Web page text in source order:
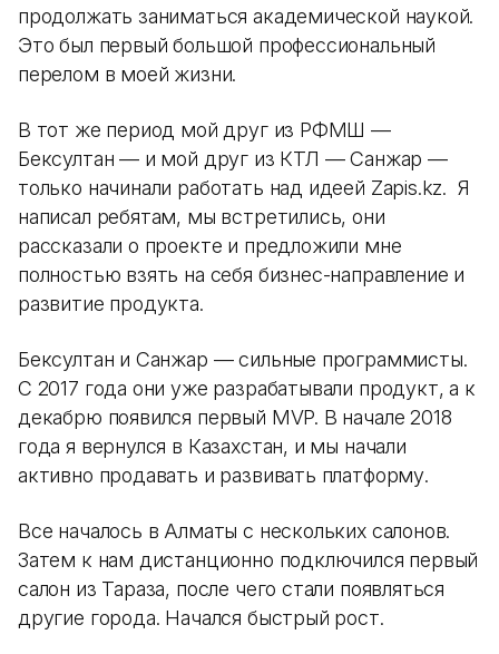
продолжать заниматься академической наукой.
Это был первый большой профессиональный
перелом в моей жизни.
В тот же период мой друг из РФМШ —
Бексултан — и мой друг из КТЛ — Санжар —
только начинали работать над идеей Zapis.kz. Я
написал ребятам, мы встретились, они
рассказали о проекте и предложили мне
полностью взять на себя бизнес-направление и
развитие продукта.
Бексултан и Санжар — сильные программисты.
С 2017 года они уже разрабатывали продукт, а к
декабрю появился первый MVP. В начале 2018
года я вернулся в Казахстан, и мы начали
активно продавать и развивать платформу.
Все началось в Алматы с нескольких салонов.
Затем к нам дистанционно подключился первый
салон из Тараза, после чего стали появляться
другие города. Начался быстрый рост.